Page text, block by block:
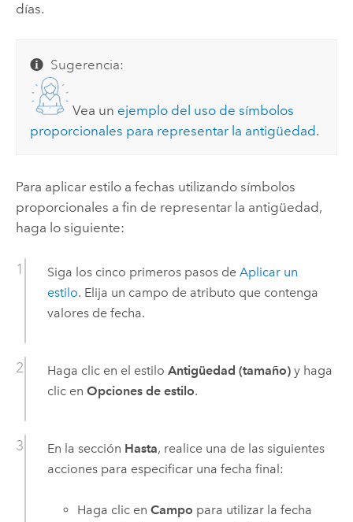
días.
Sugerencia:
Vea un ejemplo del uso de símbolos
proporcionales para representar la antigüedad.
Para aplicar estilo a fechas utilizando símbolos
proporcionales a fin de representar la antigüedad,
haga lo siguiente:
Siga los cinco primeros pasos de Aplicar un
estilo. Elija un campo de atributo que contenga
valores de fecha.
Haga clic en el estilo Antigüedad (tamaño)y haga
clic en Opciones de estilo.
En la sección Hasta, realice una de las siguientes
acciones para especificar una fecha final:
Haga clic enCampo para utilizar la fecha